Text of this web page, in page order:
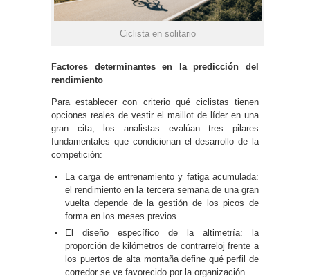
Ciclista en solitario
Factores determinantes en la predicción del
rendimiento
Para establecer con criterio qué ciclistas tienen
opciones reales de vestir el maillot de líder en una
gran cita, los analistas evalúan tres pilares
fundamentales que condicionan el desarrollo de la
competición:
La carga de entrenamiento y fatiga acumulada:
el rendimiento en la tercera semana de una gran
vuelta depende de la gestión de los picos de
forma en los meses previos.
El diseño específico de la altimetría: la
proporción de kilómetros de contrarreloj frente a
los puertos de alta montaña define qué perfil de
corredor se ve favorecido por la organización.